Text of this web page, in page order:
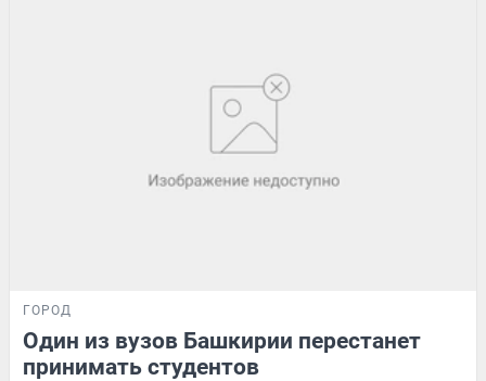
ГОРОД
Один из вузов Башкирии перестанет
принимать студентов